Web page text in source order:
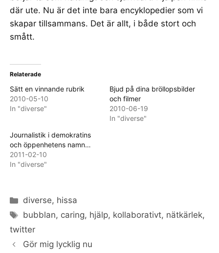
där ute. Nu är det inte bara encyklopedier som vi
skapar tillsammans. Det är allt, i både stort och
smått.
Relaterade
Sätt en vinnande rubrik
2010-05-10
In "diverse"
Bjud på dina bröllopsbilder
och filmer
2010-06-19
In "diverse"
Journalistik i demokratins
och öppenhetens namn…
2011-02-10
In "diverse"
Categories
diverse, hissa
Tags
bubblan, caring, hjälp, kollaborativt, nätkärlek,
twitter
Gör mig lycklig nu